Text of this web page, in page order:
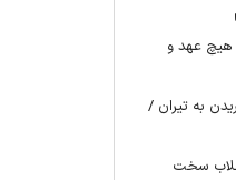
هیچ عهد و
به تیران /
سخت